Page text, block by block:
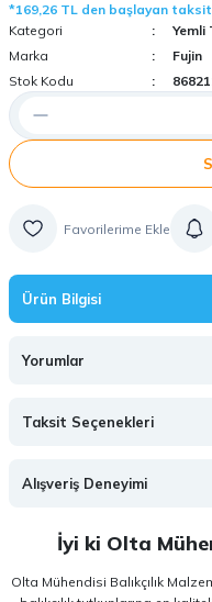
*169,26 TL den başlayan
Kategori
Yemli
Marka
Fujin
Stok Kodu
Ürün Bilgisi
Yorumlar
Taksit Seçenekleri
Alışveriş Deneyimi
İyi ki Olta
Olta Mühendisi Balıkçılık